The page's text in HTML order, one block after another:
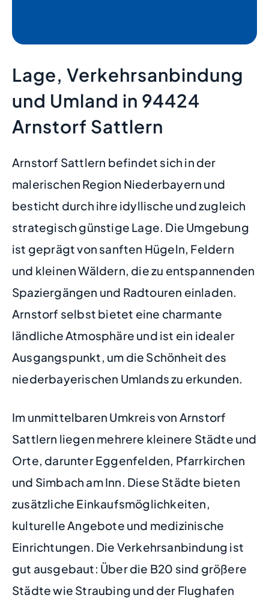
Lage, Verkehrsanbindung
und Umland in 94424
Arnstorf Sattlern
Arnstorf Sattlern befindet sich in der
malerischen Region Niederbayern und
besticht durch ihre idyllische und zugleich
strategisch günstige Lage. Die Umgebung
ist geprägt von sanften Hügeln, Feldern
und kleinen Wäldern, die zu entspannenden
Spaziergängen und Radtouren einladen.
Arnstorf selbst bietet eine charmante
ländliche Atmosphäre und ist ein idealer
Ausgangspunkt, um die Schönheit des
niederbayerischen Umlands zu erkunden.
Im unmittelbaren Umkreis von Arnstorf
Sattlern liegen mehrere kleinere Städte und
Orte, darunter Eggenfelden, Pfarrkirchen
und Simbach am Inn. Diese Städte bieten
zusätzliche Einkaufsmöglichkeiten,
kulturelle Angebote und medizinische
Einrichtungen. Die Verkehrsanbindung ist
gut ausgebaut: Über die B20 sind größere
Städte wie Straubing und der Flughafen